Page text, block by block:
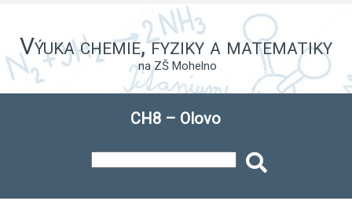
Výuka chemie, fyziky a matematiky
na ZŠ Mohelno
CH8 – Olovo